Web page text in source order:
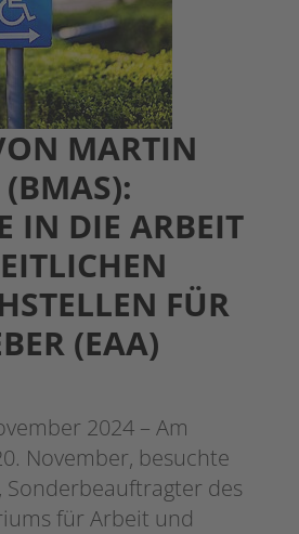
MARTIN
IN DIE ARBEIT
FÜR
(EAA)
2024 – Am
November, besuchte
Sonderbeauftragter des
für Arbeit und